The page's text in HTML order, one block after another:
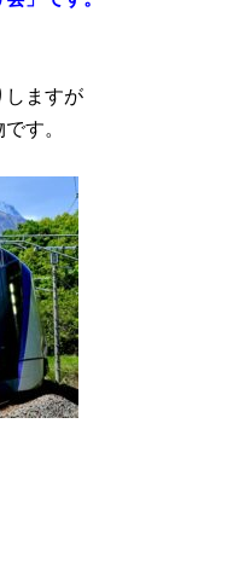
しますが
す。